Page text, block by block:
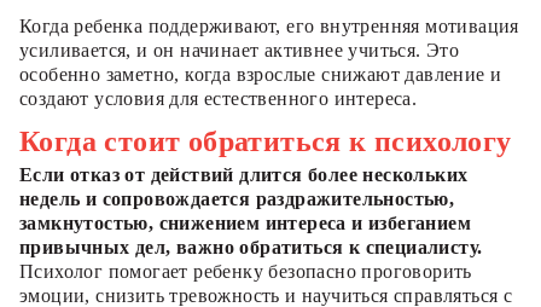
Когда ребенка поддерживают, его внутренняя мотивация
усиливается, и он начинает активнее учиться. Это
особенно заметно, когда взрослые снижают давление и
создают условия для естественного интереса.
Когда стоит обратиться к психологу
Если отказ от действий длится более нескольких
недель и сопровождается раздражительностью,
замкнутостью, снижением интереса и избеганием
привычных дел, важно обратиться к специалисту.
Психолог помогает ребенку безопасно проговорить
эмоции, снизить тревожность и научиться справляться с